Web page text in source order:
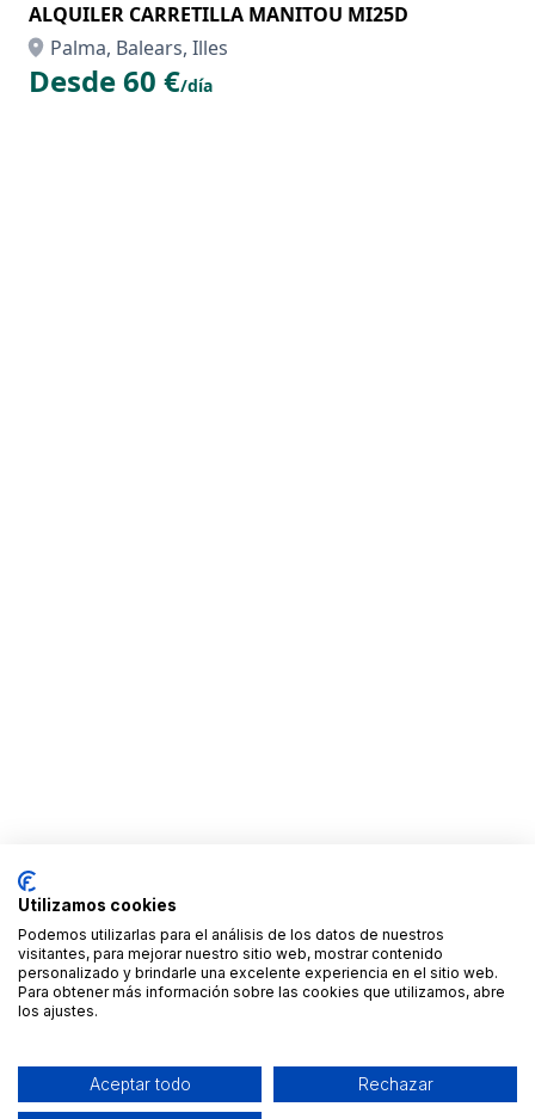
ALQUILER CARRETILLA MANITOU MI25D
Palma, Balears, Illes
Desde 60 €/día
Utilizamos cookies
Podemos utilizarlas para el análisis de los datos de nuestros
visitantes, para mejorar nuestro sitio web, mostrar contenido
personalizado y brindarle una excelente experiencia en el sitio web.
Para obtener más información sobre las cookies que utilizamos, abre
los ajustes.
Aceptar todo Rechazar